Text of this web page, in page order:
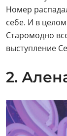
Номер
себе. И в
Старомодно
выступление
2.